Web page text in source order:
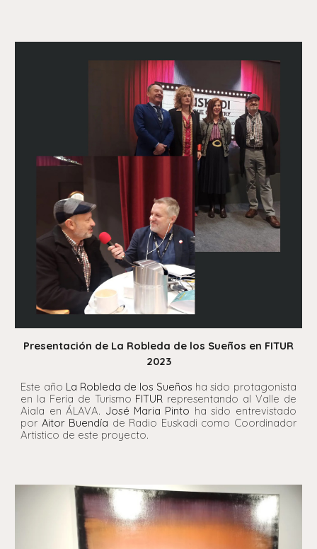
Presentación de La Robleda de los Sueños en FITUR
2023
Este año La Robleda de los Sueños ha sido protagonista
en la Feria de Turismo FITUR representando al Valle de
Aiala en ÁLAVA. José Maria Pinto ha sido entrevistado
por Aitor Buendía de Radio Euskadi como Coordinador
Artistico de este proyecto.